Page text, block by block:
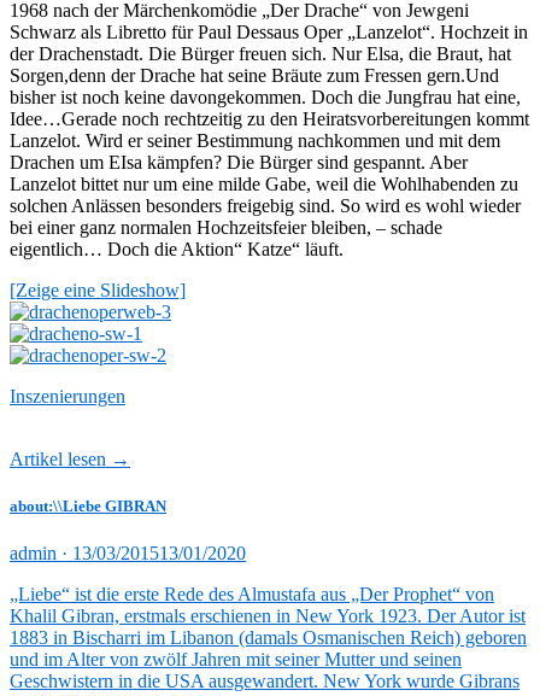
1968 nach der Märchenkomödie „Der Drache“ von Jewgeni
Schwarz als Libretto für Paul Dessaus Oper „Lanzelot“. Hochzeit in
der Drachenstadt. Die Bürger freuen sich. Nur Elsa, die Braut, hat
Sorgen,denn der Drache hat seine Bräute zum Fressen gern.Und
bisher ist noch keine davongekommen. Doch die Jungfrau hat eine,
Idee…Gerade noch rechtzeitig zu den Heiratsvorbereitungen kommt
Lanzelot. Wird er seiner Bestimmung nachkommen und mit dem
Drachen um EIsa kämpfen? Die Bürger sind gespannt. Aber
Lanzelot bittet nur um eine milde Gabe, weil die Wohlhabenden zu
solchen Anlässen besonders freigebig sind. So wird es wohl wieder
bei einer ganz normalen Hochzeitsfeier bleiben, – schade
eigentlich… Doch die Aktion“ Katze“ läuft.
[Zeige eine Slideshow]
Inszenierungen
Artikel lesen →
about:\\Liebe GIBRAN
admin · Veröffentlicht
13/03/201513/01/2020
„Liebe“ ist die erste Rede des Almustafa aus „Der Prophet“ von
Khalil Gibran, erstmals erschienen in New York 1923. Der Autor ist
1883 in Bischarri im Libanon (damals Osmanischen Reich) geboren
und im Alter von zwölf Jahren mit seiner Mutter und seinen
Geschwistern in die USA ausgewandert. New York wurde Gibrans